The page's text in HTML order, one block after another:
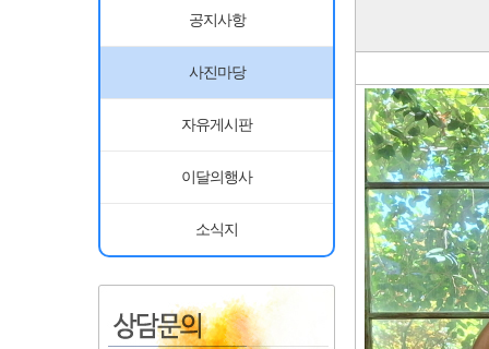
공지사항
사진마당
자유게시판
이달의행사
소식지